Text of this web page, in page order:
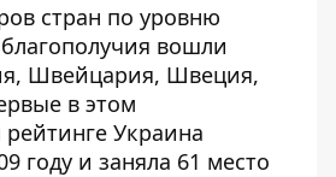
стран по уровню
вошли
Швейцария, Швеция,
в этом
Украина
году и заняла 61 место